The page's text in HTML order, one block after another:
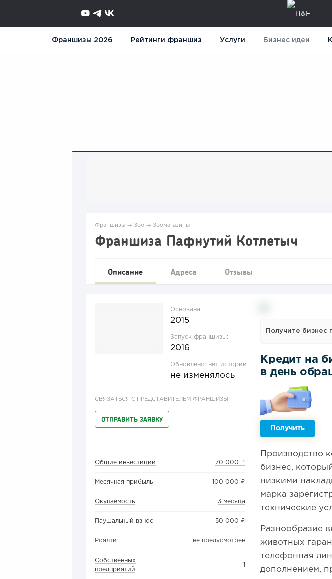
Франшизы 2026 Рейтинги франшиз Услуги Бизнес идеи
Франшизы → Зоо → Зоомагазины
Франшиза Пафнутий Котлетыч
Описание Адреса Отзывы
Основана:
2015
Запуск франшизы:
2016
Обновлено: нет истории
не изменялось
СВЯЗАТЬСЯ С ПРЕДСТАВИТЕЛЕМ ФРАНШИЗЫ
ОТПРАВИТЬ ЗАЯВКУ
Общие инвестиции 70 000 ₽
Месячная прибыль 100 000 ₽
Окупаемость 3 месяца
Паушальный взнос 50 000 ₽
Роялти не предусмотрен
Собственных
предприятий
1
Получите бизнес
Кредит на
в день
Получить
Производство
бизнес,
низкими
марка
технические
Разнообразие
животных
телефонная
дополнением,